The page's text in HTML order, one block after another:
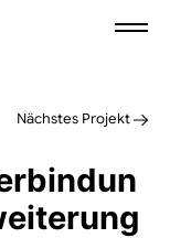
Nächstes Projekt